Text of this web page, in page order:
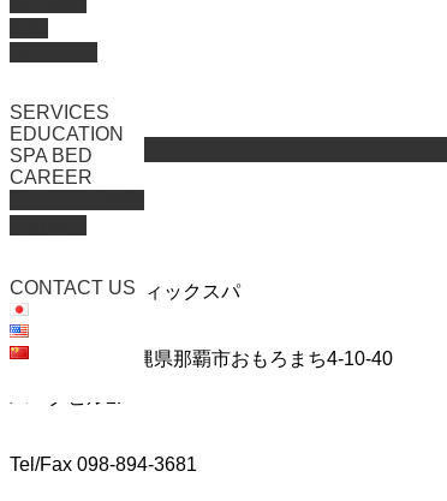
SERVICES
EDUCATION
SPA BED
CAREER
CONTACT US
Home logo3
ページ上部へ戻る
著作権について
株式会社パシフィックスパ
〒900-0006 沖縄県那覇市おもろまち4-10-40
Tel/Fax 098-894-3681